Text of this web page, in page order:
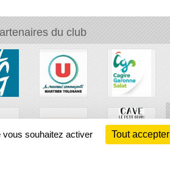
du club
souhaitez activer Tout accepter